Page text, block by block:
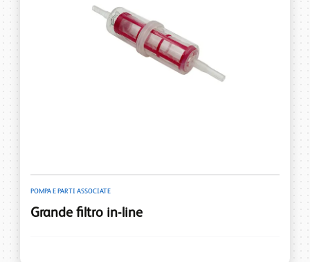
POMPA E PARTI ASSOCIATE
Grande filtro in-line